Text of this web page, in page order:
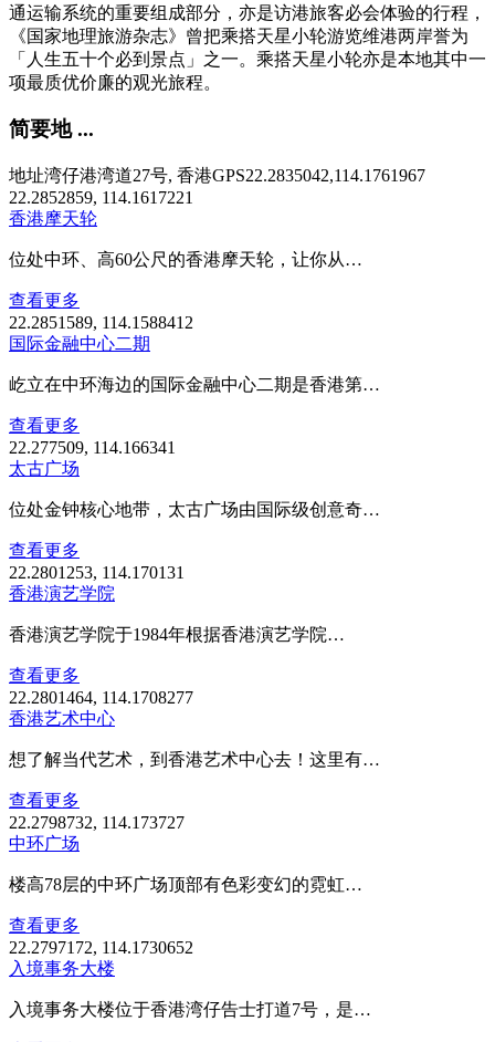
通运输系统的重要组成部分，亦是访港旅客必会体验的行程，
《国家地理旅游杂志》曾把乘搭天星小轮游览维港两岸誉为
「人生五十个必到景点」之一。乘搭天星小轮亦是本地其中一
项最质优价廉的观光旅程。
简要地 ...
地址湾仔港湾道27号, 香港GPS22.2835042,114.1761967
22.2852859, 114.1617221
香港摩天轮
位处中环、高60公尺的香港摩天轮，让你从…
查看更多
22.2851589, 114.1588412
国际金融中心二期
屹立在中环海边的国际金融中心二期是香港第…
查看更多
22.277509, 114.166341
太古广场
位处金钟核心地带，太古广场由国际级创意奇…
查看更多
22.2801253, 114.170131
香港演艺学院
香港演艺学院于1984年根据香港演艺学院…
查看更多
22.2801464, 114.1708277
香港艺术中心
想了解当代艺术，到香港艺术中心去！这里有…
查看更多
22.2798732, 114.173727
中环广场
楼高78层的中环广场顶部有色彩变幻的霓虹…
查看更多
22.2797172, 114.1730652
入境事务大楼
入境事务大楼位于香港湾仔告士打道7号，是…